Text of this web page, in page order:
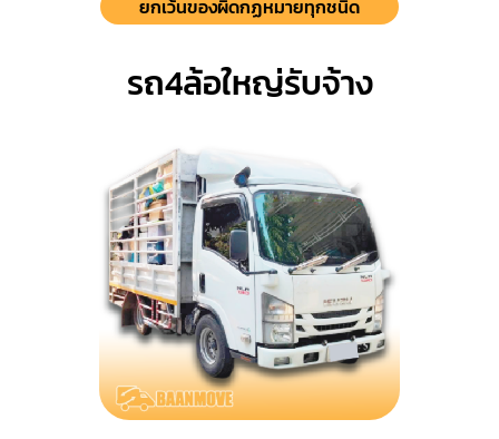
ยกเว้นของผิดกฏหมายทุกชนิด
รถ4ล้อใหญ่รับจ้าง